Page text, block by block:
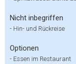
Nicht inbegriffen
- Hin- und Rückreise
Optionen
- Essen im Restaurant